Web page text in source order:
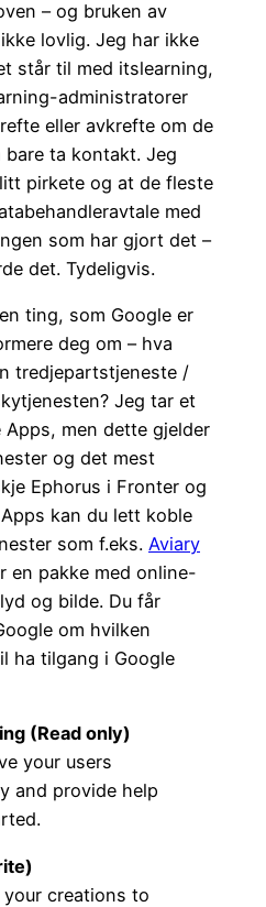
– og bruken av
lovlig. Jeg har ikke
står til med itslearning,
administratorer
eller avkrefte om de
bare ta kontakt. Jeg
pirkete og at de fleste
med
som har gjort det –
det. Tydeligvis.
ting, som Google er
deg om – hva
tredjepartstjeneste /
Jeg tar et
Apps, men dette gjelder
og det mest
Ephorus i Fronter og
kan du lett koble
som f.eks. Aviary
en pakke med online-
og bilde. Du får
om hvilken
ha tilgang i Google
(Read only)
your users
and provide help
creations to